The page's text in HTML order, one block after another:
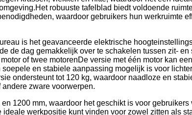
robuuste tafelblad biedt voldoende
waardoor gebruikers hun werkruimte
is het geavanceerde elektrische
de dag gemakkelijk over te schakelen tussen zit-
of twee motorenDe versie met één motor kan
en stabiele aanpassing mogelijk is voor
ondersteunt tot 120 kg, waardoor naadloze en
zware voorwerpen.
1200 mm, waardoor het geschikt is voor
werkpositie kunt vinden voor zowel zitten als